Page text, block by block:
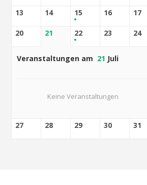
13 14 15 16 17
20 21 22 23 24
Veranstaltungen am 21 Juli
Keine Veranstaltungen
27 28 29 30 31